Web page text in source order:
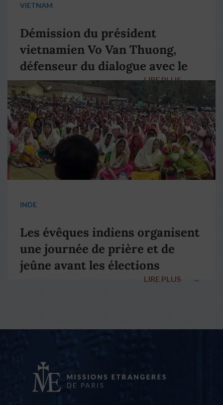
VIETNAM
Démission du président
vietnamien Vo Van Thuong,
défenseur du dialogue avec le
pape François
LIRE PLUS →
INDE
Les évêques indiens organisent
une journée de prière et de
jeûne avant les élections
LIRE PLUS →